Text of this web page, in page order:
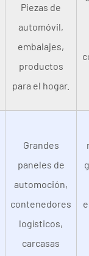
Piezas de
automóvil,
embalajes,
productos
para el hogar.
Grandes
paneles de
automoción,
contenedores
logísticos,
carcasas